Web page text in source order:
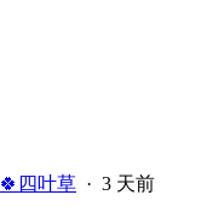
🍀四叶草 · 3 天前